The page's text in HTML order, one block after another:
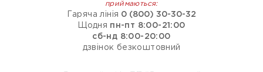
приймаються:
Гаряча лінія 0 (800) 30-30-32
Щодня пн-пт 8:00-21:00
сб-нд 8:00-20:00
дзвінок безкоштовний